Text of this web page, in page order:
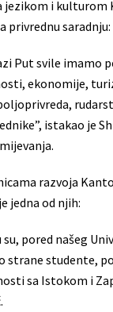
i kulturom
privrednu saradnju:
Put svile imamo
ekonomije,
istakao je
razvoja
jedna od njih:
pored našeg
strane studente,
sa Istokom i